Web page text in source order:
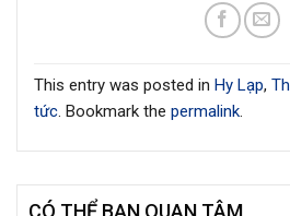
This entry was posted in Hy Lạp,
tức. Bookmark the permalink.